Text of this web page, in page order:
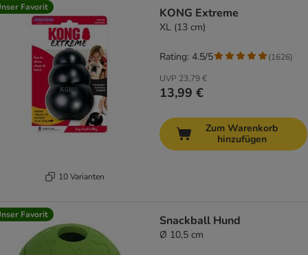
Favorit
10 Varianten
KONG Extreme
XL (13 cm)
UVP 23,79 €
13,99 €
Rating: 4.5/5 (1626)
Zum Warenkorb
hinzufügen
Favorit Snackball Hund
Ø 10,5 cm